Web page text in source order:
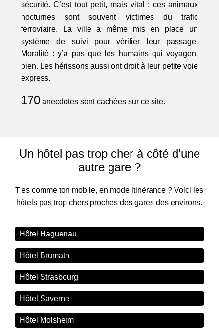
sécurité. C’est tout petit, mais vital : ces animaux
nocturnes sont souvent victimes du trafic
ferroviaire. La ville a même mis en place un
système de suivi pour vérifier leur passage.
Moralité : y’a pas que les humains qui voyagent
bien. Les hérissons aussi ont droit à leur petite voie
express.
170anecdotes sont cachées sur ce site.
Un hôtel pas trop cher à côté d'une
autre gare ?
T'es comme ton mobile, en mode itinérance ? Voici les
hôtels pas trop chers proches des gares des environs.
Hôtel Haguenau
Hôtel Brumath
Hôtel Strasbourg
Hôtel Saverne
Hôtel Molsheim